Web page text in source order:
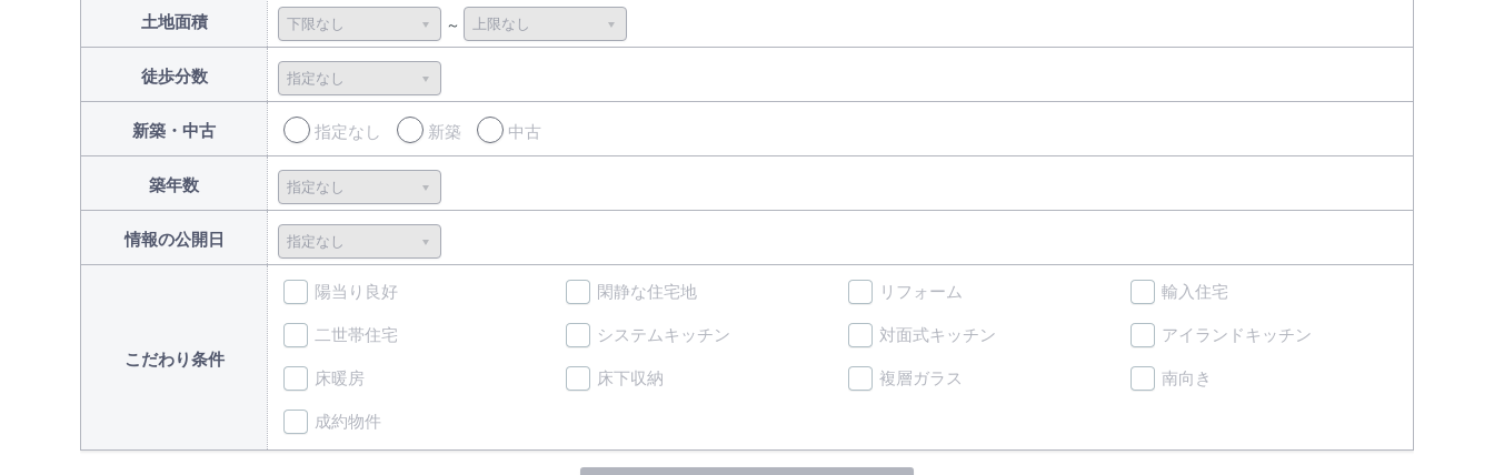
土地面積
徒歩分数
新築・中古 指定なし 新築 中古
築年数
情報の公開日
こだわり条件
陽当り良好 閑静な住宅地 リフォーム 輸入住宅
二世帯住宅 システムキッチン 対面式キッチン アイランドキッチン
床暖房 床下収納 複層ガラス 南向き
成約物件